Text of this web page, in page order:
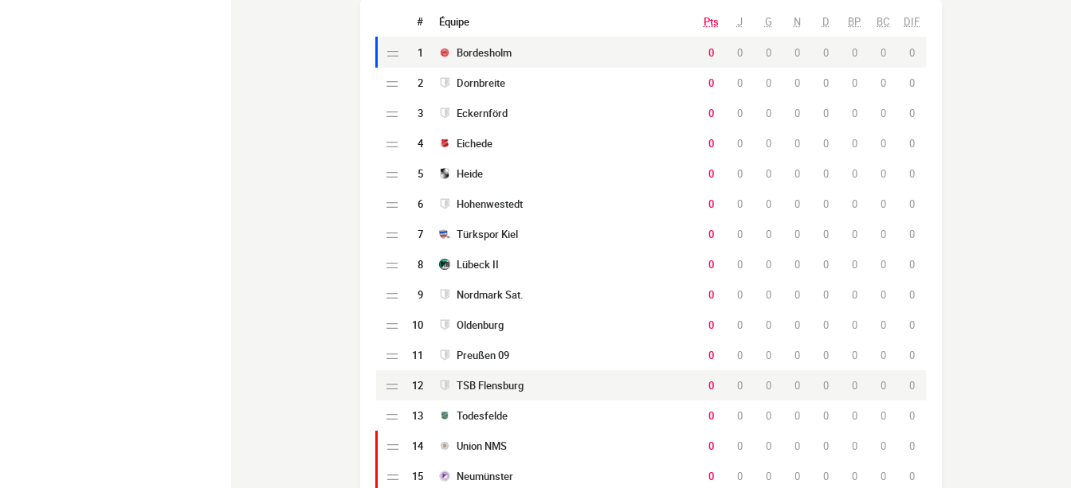
# Équipe Pts J G N D BP BC DIF
1 Bordesholm 0 0 0 0 0 0 0 0
2 Dornbreite 0 0 0 0 0 0 0 0
3 Eckernförd 0 0 0 0 0 0 0 0
4 Eichede 0 0 0 0 0 0 0 0
5 Heide 0 0 0 0 0 0 0 0
6 Hohenwestedt 0 0 0 0 0 0 0 0
7 Türkspor Kiel 0 0 0 0 0 0 0 0
8 Lübeck II 0 0 0 0 0 0 0 0
9 Nordmark Sat. 0 0 0 0 0 0 0 0
10 Oldenburg 0 0 0 0 0 0 0 0
11 Preußen 09 0 0 0 0 0 0 0 0
12 TSB Flensburg 0 0 0 0 0 0 0 0
13 Todesfelde 0 0 0 0 0 0 0 0
14 Union NMS 0 0 0 0 0 0 0 0
15 Neumünster 0 0 0 0 0 0 0 0